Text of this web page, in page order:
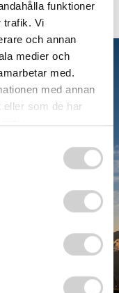
funktioner
trafik. Vi
och annan
medier och
med.
med annan
eller som de har
- så